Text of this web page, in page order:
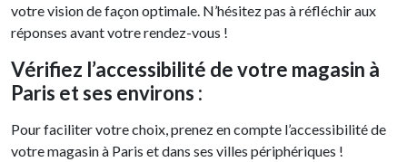
votre vision de façon optimale. N’hésitez pas à réfléchir aux
réponses avant votre rendez-vous !
Vérifiez l’accessibilité de votre magasin à
Paris et ses environs :
Pour faciliter votre choix, prenez en compte l’accessibilité de
votre magasin à Paris et dans ses villes périphériques !